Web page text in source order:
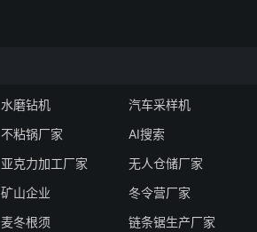
水磨钻机
汽车采样机
不粘锅厂家
AI搜索
亚克力加工厂家
无人仓储厂家
矿山企业
冬令营厂家
麦冬根须 链条锯生产厂家